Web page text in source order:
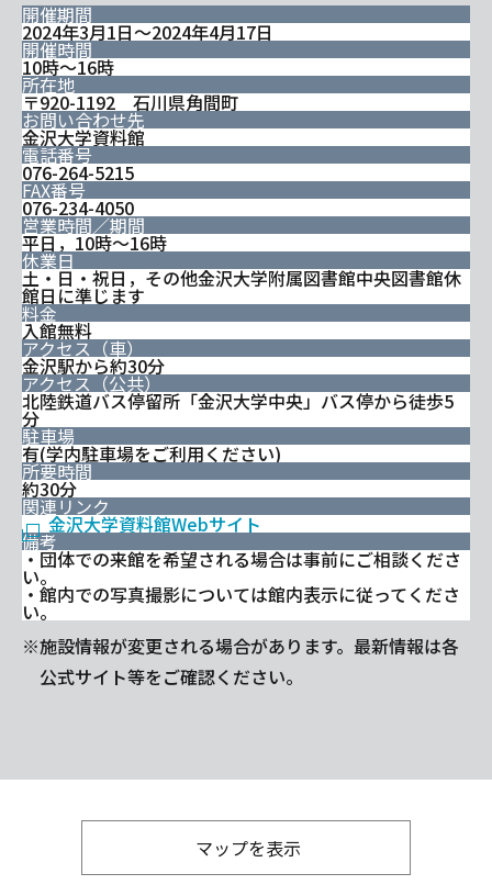
開催期間
2024年3月1日～2024年4月17日
開催時間
10時～16時
所在地
〒920-1192 石川県角間町
お問い合わせ先
金沢大学資料館
電話番号
076-264-5215
FAX番号
076-234-4050
営業時間／期間
平日，10時～16時
休業日
土・日・祝日，その他金沢大学附属図書館中央図書館休
館日に準じます
料金
入館無料
アクセス（車）
金沢駅から約30分
アクセス（公共）
北陸鉄道バス停留所「金沢大学中央」バス停から徒歩5
分
駐車場
有(学内駐車場をご利用ください)
所要時間
約30分
関連リンク
金沢大学資料館Webサイト
備考
・団体での来館を希望される場合は事前にご相談くださ
い。
・館内での写真撮影については館内表示に従ってくださ
い。
※施設情報が変更される場合があります。最新情報は各
公式サイト等をご確認ください。
マップを表示